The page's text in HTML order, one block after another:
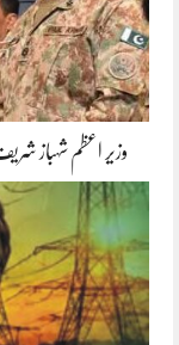
وزیر اعظم شہباز